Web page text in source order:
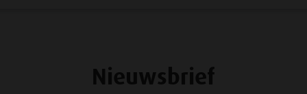
Nieuwsbrief